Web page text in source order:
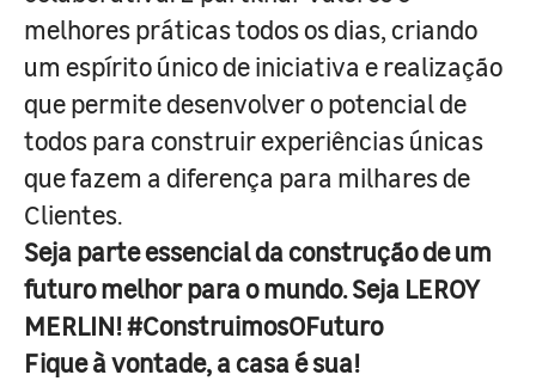
melhores práticas todos os dias, criando
um espírito único de iniciativa e realização
que permite desenvolver o potencial de
todos para construir experiências únicas
que fazem a diferença para milhares de
Clientes.
Seja parte essencial da construção de um
futuro melhor para o mundo. Seja LEROY
MERLIN! #ConstruimosOFuturo
Fique à vontade, a casa é sua!